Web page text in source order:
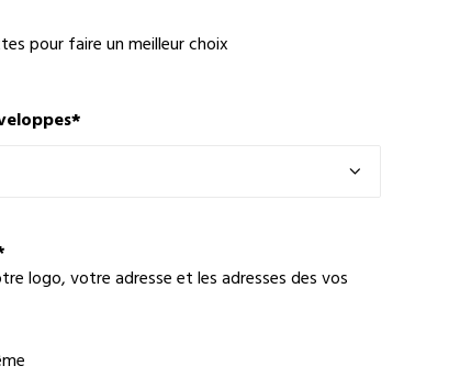
pour faire un meilleur choix
*
logo, votre adresse et les adresses des vos